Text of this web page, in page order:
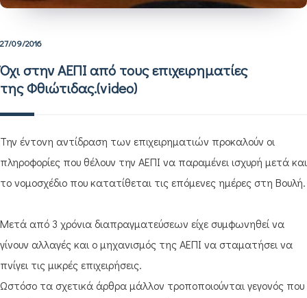
27/09/2016
Όχι στην ΑΕΠΙ από τους επιχειρηματίες
της Φθιώτιδας.(video)
Την έντονη αντίδραση των επιχειρηματιών προκαλούν οι
πληροφορίες που θέλουν την ΑΕΠΙ να παραμένει ισχυρή μετά και
το νομοσχέδιο που κατατίθεται τις επόμενες ημέρες στη Βουλή.
Μετά από 3 χρόνια διαπραγματεύσεων είχε συμφωνηθεί να
γίνουν αλλαγές και ο μηχανισμός της ΑΕΠΙ να σταματήσει να
πνίγει τις μικρές επιχειρήσεις.
Ωστόσο τα σχετικά άρθρα μάλλον τροποποιούνται γεγονός που